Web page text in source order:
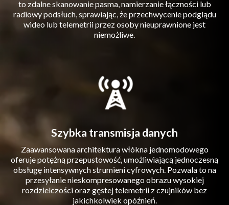
to zdalne skanowanie pasma, namierzanie łączności lub
radiowy podsłuch, sprawiając, że przechwycenie podglądu
wideo lub telemetrii przez osoby nieuprawnione jest
niemożliwe.
Szybka transmisja danych​​
Zaawansowana architektura włókna jednomodowego
oferuje potężną przepustowość, umożliwiającą jednoczesną
obsługę intensywnych strumieni cyfrowych. Pozwala to na
przesyłanie nieskompresowanego obrazu wysokiej
rozdzielczości oraz gęstej telemetrii z czujników bez
jakichkolwiek opóźnień.